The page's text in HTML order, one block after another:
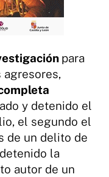
para
y detenido el
el segundo el
de un delito de
la
autor de un